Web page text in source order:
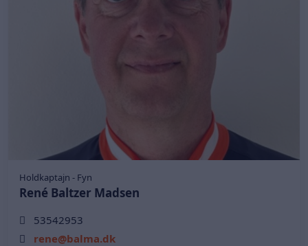
Holdkaptajn - Fyn
René Baltzer Madsen
53542953
rene@balma.dk